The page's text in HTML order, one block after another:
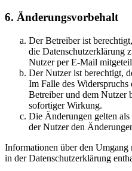
6. Änderungsvorbehalt
Der Betreiber ist
die Datenschutzerklärung
Nutzer per E-Mail
Der Nutzer ist berechtigt,
Im Falle des
Betreiber und dem Nutzer
sofortiger Wirkung.
Die Änderungen gelten
der Nutzer den
Informationen über den
in der Datenschutzerklärung